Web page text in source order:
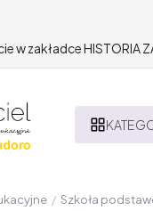
w zakładce HISTORIA
/ Szkoła